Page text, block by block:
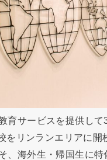
育サービスを提供し
リンランエリアに開
、海外生・帰国生に